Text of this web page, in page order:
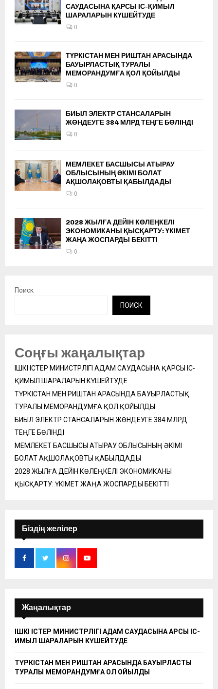
САУДАСЫНА ҚАРСЫ ІС-ҚИМЫЛ
ШАРАЛАРЫН КҮШЕЙТУДЕ
0
ТҮРКІСТАН МЕН РИШТАН АРАСЫНДА
БАУЫРЛАСТЫҚ ТУРАЛЫ
МЕМОРАНДУМҒА ҚОЛ ҚОЙЫЛДЫ
0
БИЫЛ ЭЛЕКТР СТАНСАЛАРЫН
ЖӨНДЕУГЕ 384 МЛРД ТЕҢГЕ БӨЛІНДІ
0
МЕМЛЕКЕТ БАСШЫСЫ АТЫРАУ
ОБЛЫСЫНЫҢ ӘКІМІ БОЛАТ
АҚШОЛАҚОВТЫ ҚАБЫЛДАДЫ
0
2028 ЖЫЛҒА ДЕЙІН КӨЛЕҢКЕЛІ
ЭКОНОМИКАНЫ ҚЫСҚАРТУ: ҮКІМЕТ
ЖАҢА ЖОСПАРДЫ БЕКІТТІ
0
Поиск
ПОИСК
Соңғы жаңалықтар
ІШКІ ІСТЕР МИНИСТРЛІГІ АДАМ САУДАСЫНА ҚАРСЫ ІС-
ҚИМЫЛ ШАРАЛАРЫН КҮШЕЙТУДЕ
ТҮРКІСТАН МЕН РИШТАН АРАСЫНДА БАУЫРЛАСТЫҚ
ТУРАЛЫ МЕМОРАНДУМҒА ҚОЛ ҚОЙЫЛДЫ
БИЫЛ ЭЛЕКТР СТАНСАЛАРЫН ЖӨНДЕУГЕ 384 МЛРД
ТЕҢГЕ БӨЛІНДІ
МЕМЛЕКЕТ БАСШЫСЫ АТЫРАУ ОБЛЫСЫНЫҢ ӘКІМІ
БОЛАТ АҚШОЛАҚОВТЫ ҚАБЫЛДАДЫ
2028 ЖЫЛҒА ДЕЙІН КӨЛЕҢКЕЛІ ЭКОНОМИКАНЫ
ҚЫСҚАРТУ: ҮКІМЕТ ЖАҢА ЖОСПАРДЫ БЕКІТТІ
Біздің желілер
Жаңалықтар
ІШКІ ІСТЕР МИНИСТРЛІГІ АДАМ САУДАСЫНА ҚАРСЫ ІС-
ҚИМЫЛ ШАРАЛАРЫН КҮШЕЙТУДЕ
ТҮРКІСТАН МЕН РИШТАН АРАСЫНДА БАУЫРЛАСТЫҚ
ТУРАЛЫ МЕМОРАНДУМҒА ҚОЛ ҚОЙЫЛДЫ